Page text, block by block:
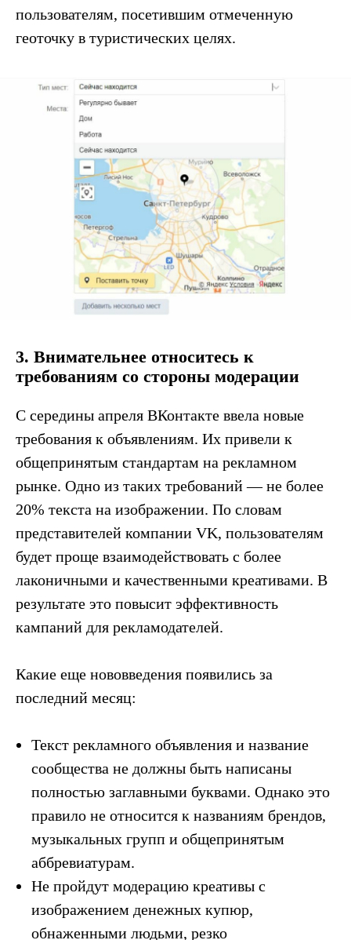
пользователям, посетившим отмеченную
геоточку в туристических целях.
3. Внимательнее относитесь к
требованиям со стороны модерации
С середины апреля ВКонтакте ввела новые
требования к объявлениям. Их привели к
общепринятым стандартам на рекламном
рынке. Одно из таких требований — не более
20% текста на изображении. По словам
представителей компании VK, пользователям
будет проще взаимодействовать с более
лаконичными и качественными креативами. В
результате это повысит эффективность
кампаний для рекламодателей.
Какие еще нововведения появились за
последний месяц:
Текст рекламного объявления и название
сообщества не должны быть написаны
полностью заглавными буквами. Однако это
правило не относится к названиям брендов,
музыкальных групп и общепринятым
аббревиатурам.
Не пройдут модерацию креативы с
изображением денежных купюр,
обнаженными людьми, резко